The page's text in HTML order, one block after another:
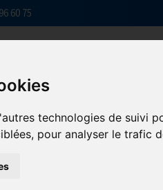
technologies de suivi
pour analyser le trafic
60 75
&